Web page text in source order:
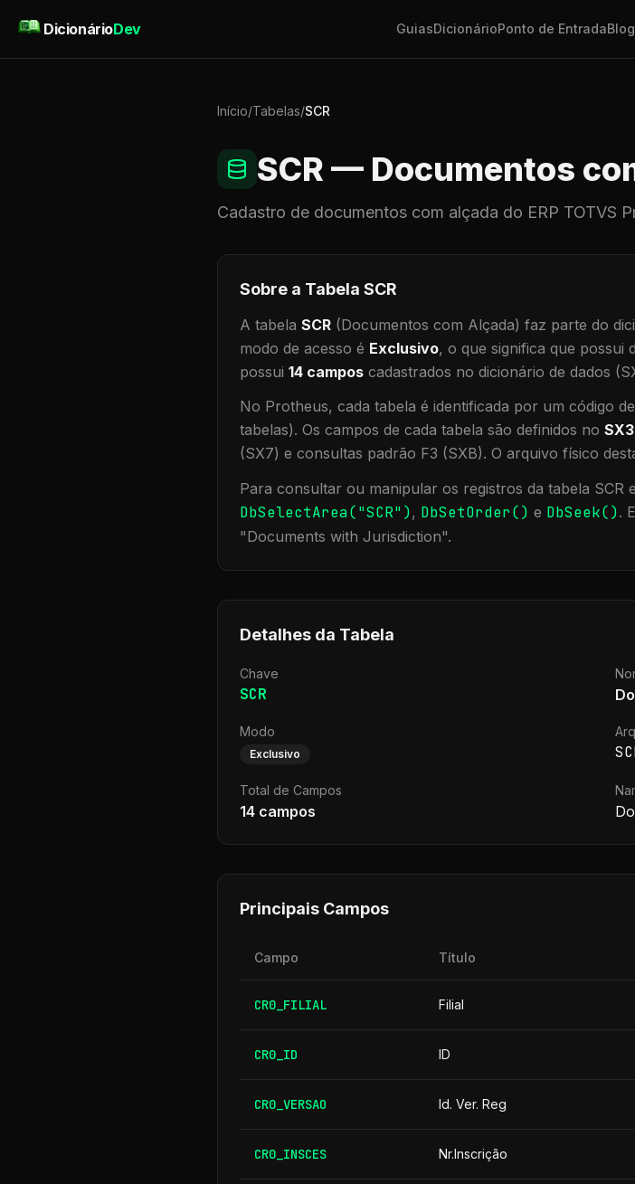
DicionárioDev GuiasDicionárioPonto de EntradaBlog
Início/Tabelas/SCR
SCR — Documentos
Cadastro de documentos com alçada do ERP TOTVS
Sobre a Tabela SCR
A tabela SCR (Documentos com Alçada) faz parte do
modo de acesso é Exclusivo, o que significa que possui
possui 14 campos cadastrados no dicionário de dados
No Protheus, cada tabela é identificada por um código
tabelas). Os campos de cada tabela são definidos no SX3
(SX7) e consultas padrão F3 (SXB). O arquivo físico
Para consultar ou manipular os registros da tabela SCR
DbSelectArea("SCR"), DbSetOrder() e DbSeek().
"Documents with Jurisdiction".
Detalhes da Tabela
Chave
SCR
Modo
Exclusivo
Total de Campos
14 campos
Principais Campos
Campo Título
CR0_FILIAL Filial
CR0_ID ID
CR0_VERSAO Id. Ver. Reg
CR0_INSCES Nr.Inscrição